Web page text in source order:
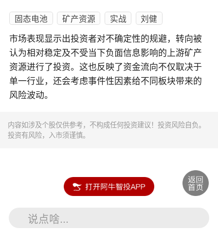
固态电池 矿产资源 实战 刘健
市场表现显示出投资者对不确定性的规避，转向被
认为相对稳定及不受当下负面信息影响的上游矿产
资源进行了投资。这也反映了资金流向不仅取决于
单一行业，还会考虑事件性因素给不同板块带来的
风险波动。
内容如涉及个股仅供参考，不构成任何投资建议！投资风险自负。
投资有风险，入市须谨慎。
说点啥...